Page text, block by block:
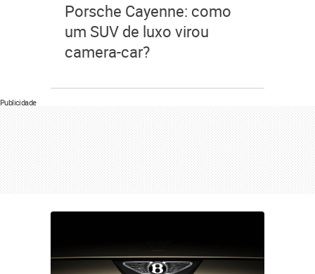
Porsche Cayenne: como
um SUV de luxo virou
camera-car?
Publicidade